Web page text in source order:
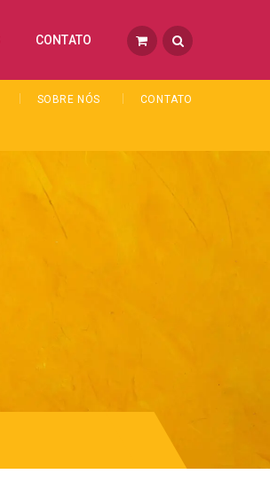
CONTATO
SOBRE NÓS CONTATO